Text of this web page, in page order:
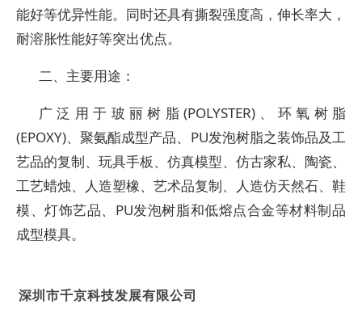
能好等优异性能。同时还具有撕裂强度高，伸长率大，
耐溶胀性能好等突出优点。
二、主要用途：
广泛用于玻丽树脂(POLYSTER)、环氧树脂
(EPOXY)、聚氨酯成型产品、PU发泡树脂之装饰品及工
艺品的复制、玩具手板、仿真模型、仿古家私、陶瓷、
工艺蜡烛、人造塑橡、艺术品复制、人造仿天然石、鞋
模、灯饰艺品、PU发泡树脂和低熔点合金等材料制品
成型模具。
深圳市千京科技发展有限公司